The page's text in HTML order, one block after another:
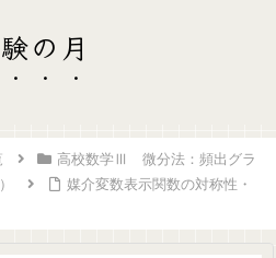
の月
高校数学Ⅲ 微分法：頻出グラ
媒介変数表示関数の対称性・